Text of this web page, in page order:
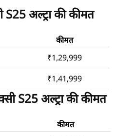
अल्ट्रा की कीमत
कीमत
₹1,29,999
₹1,41,999
S25 अल्ट्रा की कीमत
कीमत